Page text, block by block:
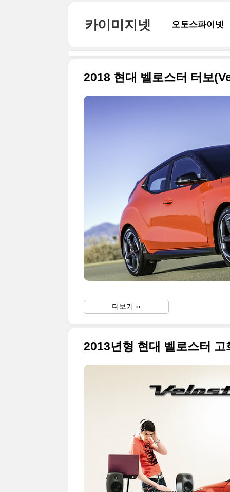
카이미지넷 오토스파이넷
2018 현대 벨로스터 터보
더보기 ››
2013년형 현대 벨로스터 고